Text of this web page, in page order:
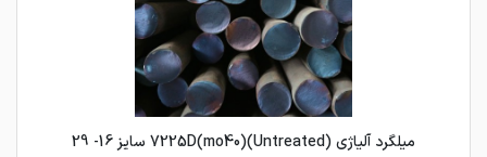
میلگرد آلیاژی 7225D(mo40)(Untreated) سایز 16- 29